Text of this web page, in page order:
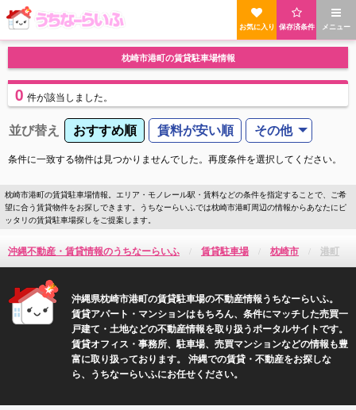
メニュー
保存済条件
お気に入り
枕崎市港町の賃貸駐車場情報
0 件が該当しました。
並び替え おすすめ順 賃料が安い順 その他
条件に一致する物件は見つかりませんでした。再度条件を選択してください。
枕崎市港町の賃貸駐車場情報。エリア・モノレール駅・賃料などの条件を指定することで、ご希
望に合う賃貸物件をお探しできます。うちなーらいふでは枕崎市港町周辺の情報からあなたにピ
ッタリの賃貸駐車場探しをご提案します。
沖縄不動産・賃貸情報のうちなーらいふ 賃貸駐車場 枕崎市 港町
沖縄県枕崎市港町の賃貸駐車場の不動産情報うちなーらいふ。
賃貸アパート・マンションはもちろん、条件にマッチした売買一
戸建て・土地などの不動産情報を取り扱うポータルサイトです。
賃貸オフィス・事務所、駐車場、売買マンションなどの情報も豊
富に取り扱っております。 沖縄での賃貸・不動産をお探しな
ら、うちなーらいふにお任せください。